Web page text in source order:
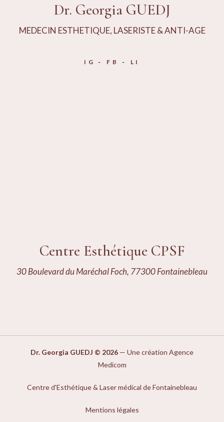
Dr. Georgia GUEDJ
MEDECIN ESTHETIQUE, LASERISTE & ANTI-AGE
IG FB LI
Centre Esthétique CPSF
30 Boulevard du Maréchal Foch, 77300 Fontainebleau
Dr. Georgia GUEDJ © 2026 — Une création Agence
Medicom
Centre d'Esthétique & Laser médical de Fontainebleau
Mentions légales